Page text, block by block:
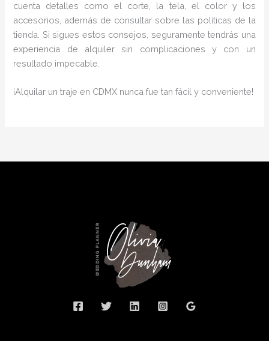
cuenta detalles como el corte, la tela, el color y los
accesorios, además de consultar sobre las políticas de la
tienda. Si sigues estos consejos, seguramente tendrás una
experiencia de alquiler sin complicaciones y con un
resultado impecable.
¡Alquilar un traje en CDMX nunca fue tan fácil y conveniente!